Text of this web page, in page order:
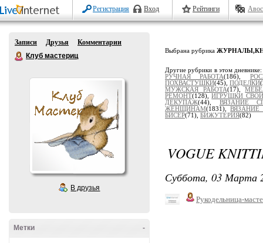
Регистрация Вход Рейтинги
Записи Друзья
Комментарии
Клуб мастериц
В друзья
-
Метки
Выбрана рубрика
Другие рубрики в этом
РУЧНАЯ РАБОТА(186),
ПОХВАСТУШКИ(45),ПОДЕЛКИ
МУЖСКАЯ РАБОТА(17),
РЕМОНТ(128),ИГРУШКИ
ДЕКУПАЖ(44), ВЯЗАНИЕ
ЖЕНЩИНАМ(1831),ВЯЗАНИЕ
БИСЕР(71), БИЖУТЕРИЯ(82)
VOGUE
Суббота, 03 Марта
Рукодельница-